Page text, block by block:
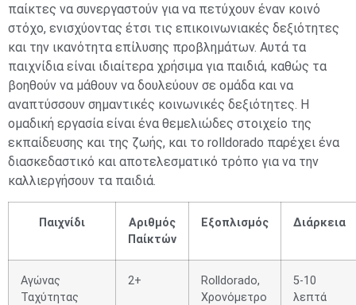
παίκτες να συνεργαστούν για να πετύχουν έναν κοινό
στόχο, ενισχύοντας έτσι τις επικοινωνιακές δεξιότητες
και την ικανότητα επίλυσης προβλημάτων. Αυτά τα
παιχνίδια είναι ιδιαίτερα χρήσιμα για παιδιά, καθώς τα
βοηθούν να μάθουν να δουλεύουν σε ομάδα και να
αναπτύσσουν σημαντικές κοινωνικές δεξιότητες. Η
ομαδική εργασία είναι ένα θεμελιώδες στοιχείο της
εκπαίδευσης και της ζωής, και το rolldorado παρέχει ένα
διασκεδαστικό και αποτελεσματικό τρόπο για να την
καλλιεργήσουν τα παιδιά.
Παιχνίδι
Αριθμός
Παίκτών
Εξοπλισμός Διάρκεια
Αγώνας
Ταχύτητας
2+
Rolldorado,
Χρονόμετρο
5-10
λεπτά